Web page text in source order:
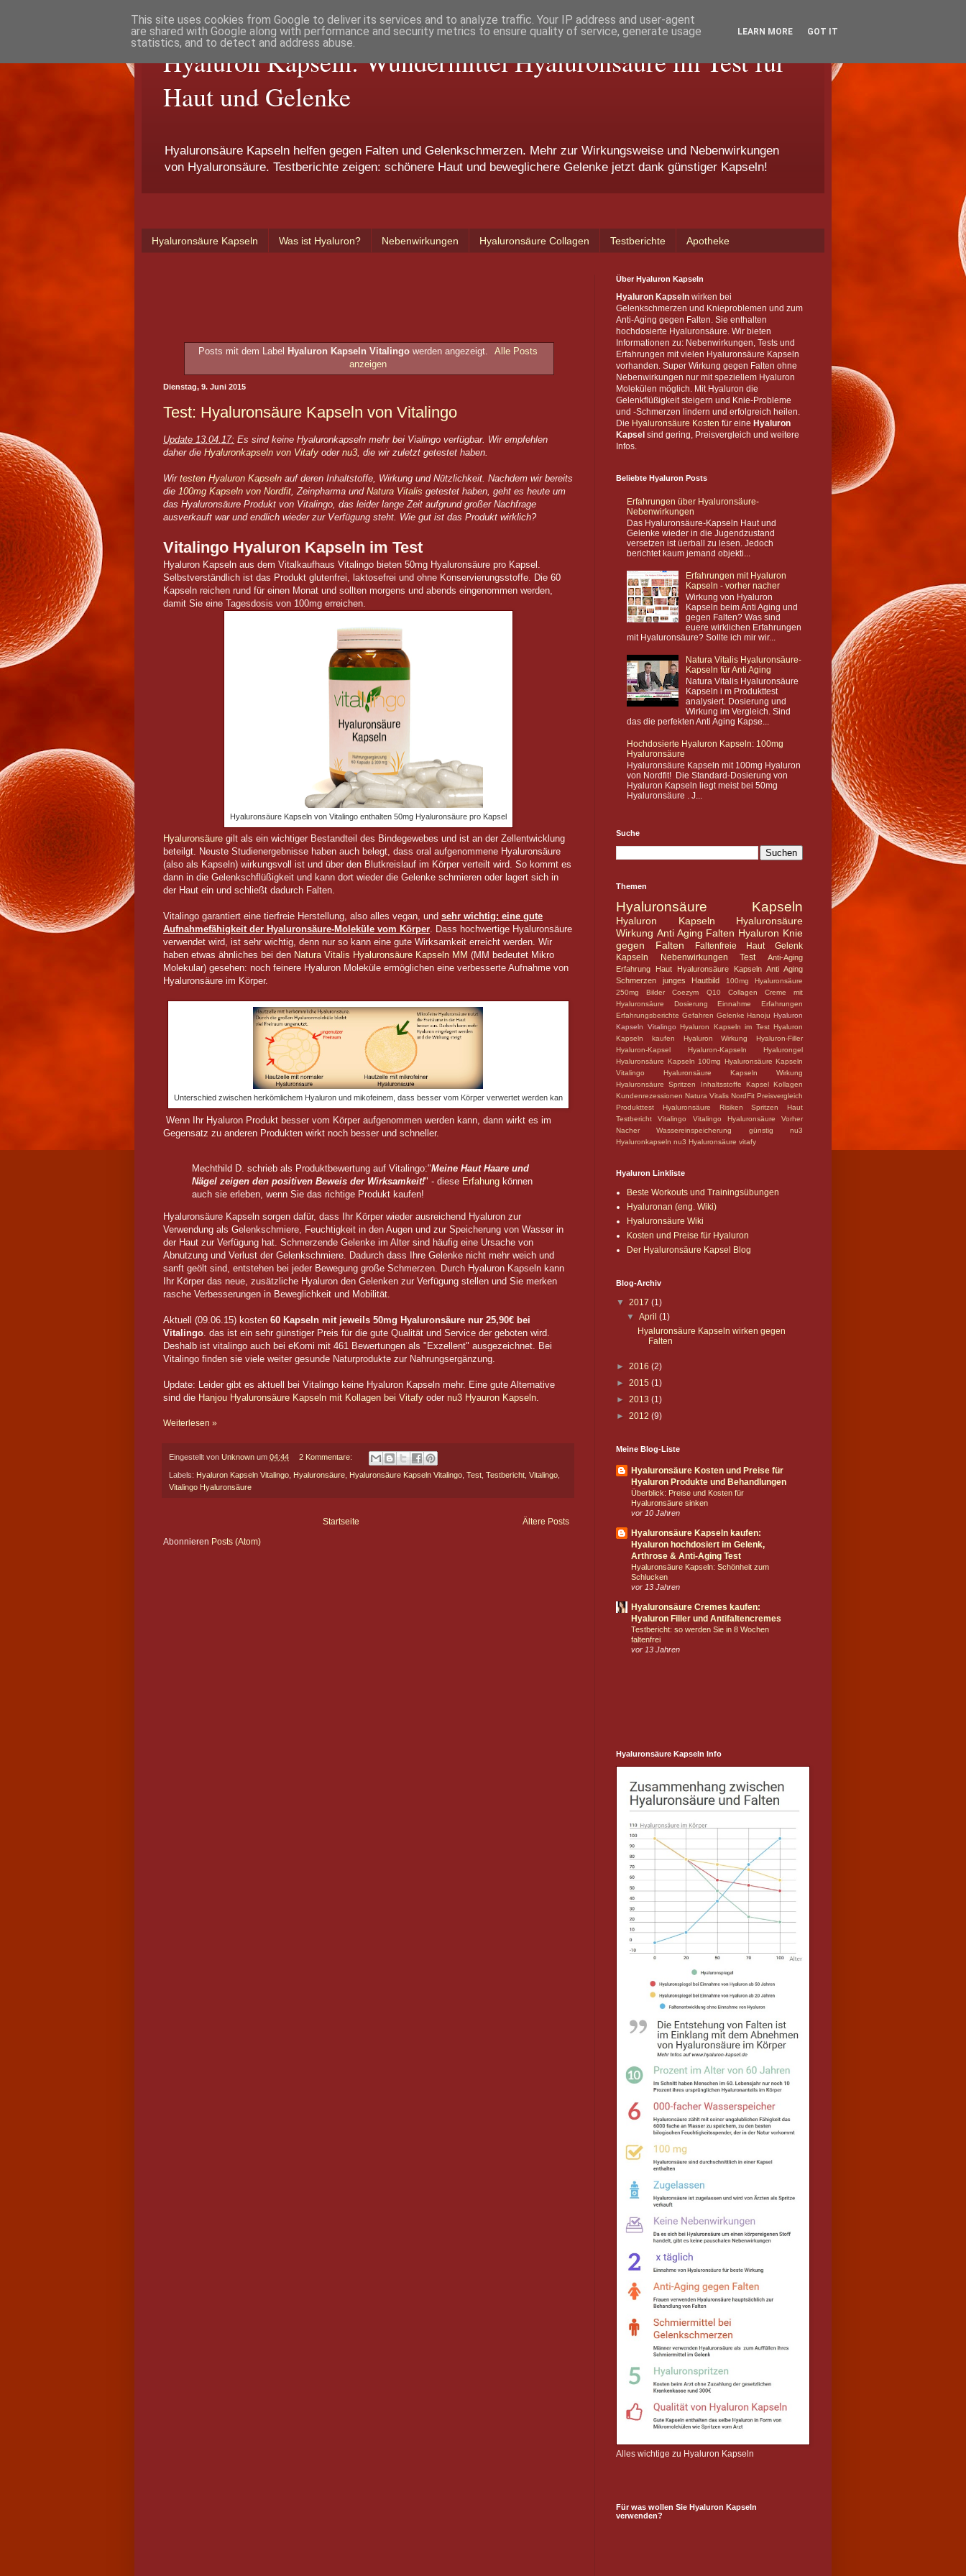
Hyaluron Kapseln: Wundermittel Hyaluronsäure im Test für
Haut und Gelenke
Hyaluronsäure Kapseln helfen gegen Falten und Gelenkschmerzen. Mehr zur Wirkungsweise und Nebenwirkungen
von Hyaluronsäure. Testberichte zeigen: schönere Haut und beweglichere Gelenke jetzt dank günstiger Kapseln!
Hyaluronsäure Kapseln Was ist Hyaluron? Nebenwirkungen Hyaluronsäure Collagen Testberichte Apotheke
Posts mit dem Label Hyaluron Kapseln Vitalingowerden angezeigt.
Alle Posts
anzeigen
Dienstag, 9. Juni 2015
Test: Hyaluronsäure Kapseln von Vitalingo
Update 13.04.17: Es sind keine Hyaluronkapseln mehr bei Vialingo verfügbar. Wir empfehlen
daher die Hyaluronkapseln von Vitafy oder nu3 , die wir zuletzt getestet haben.
Wir testen Hyaluron Kapseln auf deren Inhaltstoffe, Wirkung und Nützlichkeit. Nachdem wir bereits
die 100mg Kapseln von Nordfit , Zeinpharma und Natura Vitalis getestet haben, geht es heute um
das Hyaluronsäure Produkt von Vitalingo, das leider lange Zeit aufgrund großer Nachfrage
ausverkauft war und endlich wieder zur Verfügung steht. Wie gut ist das Produkt wirklich?
Vitalingo Hyaluron Kapseln im Test
Hyaluron Kapseln aus dem Vitalkaufhaus Vitalingo bieten 50mg Hyaluronsäure pro Kapsel.
Selbstverständlich ist das Produkt glutenfrei, laktosefrei und ohne Konservierungsstoffe. Die 60
Kapseln reichen rund für einen Monat und sollten morgens und abends eingenommen werden,
damit Sie eine Tagesdosis von 100mg erreichen.
Hyaluronsäure Kapseln von Vitalingo enthalten 50mg Hyaluronsäure pro Kapsel
Hyaluronsäure gilt als ein wichtiger Bestandteil des Bindegewebes und ist an der Zellentwicklung
beteilgt. Neuste Studienergebnisse haben auch belegt, dass oral aufgenommene Hyaluronsäure
(also als Kapseln) wirkungsvoll ist und über den Blutkreislauf im Körper verteilt wird. So kommt es
dann in die Gelenkschflüßigkeit und kann dort wieder die Gelenke schmieren oder lagert sich in
der Haut ein und schließt dadurch Falten.
Vitalingo garantiert eine tierfreie Herstellung, also alles vegan, und sehr wichtig: eine gute
Aufnahmefähigkeit der Hyaluronsäure-Moleküle vom Körper. Dass hochwertige Hyaluronsäure
verwendet wird, ist sehr wichtig, denn nur so kann eine gute Wirksamkeit erreicht werden. Wir
haben etwas ähnliches bei den Natura Vitalis Hyaluronsäure Kapseln MM (MM bedeutet Mikro
Molekular) gesehen: noch feinere Hyaluron Moleküle ermöglichen eine verbesserte Aufnahme von
Hyaluronsäure im Körper.
Unterschied zwischen herkömlichem Hyaluron und mikofeinem, dass besser vom Körper verwertet werden kan
Wenn Ihr Hyaluron Produkt besser vom Körper aufgenommen werden kann, dann wirkt es im
Gegensatz zu anderen Produkten wirkt noch besser und schneller.
Mechthild D. schrieb als Produktbewertung auf Vitalingo:"Meine Haut Haare und
Nägel zeigen den positiven Beweis der Wirksamkeit!" - diese Erfahung können
auch sie erleben, wenn Sie das richtige Produkt kaufen!
Hyaluronsäure Kapseln sorgen dafür, dass Ihr Körper wieder ausreichend Hyaluron zur
Verwendung als Gelenkschmiere, Feuchtigkeit in den Augen und zur Speicherung von Wasser in
der Haut zur Verfügung hat. Schmerzende Gelenke im Alter sind häufig eine Ursache von
Abnutzung und Verlust der Gelenkschmiere. Dadurch dass Ihre Gelenke nicht mehr weich und
sanft geölt sind, entstehen bei jeder Bewegung große Schmerzen. Durch Hyaluron Kapseln kann
Ihr Körper das neue, zusätzliche Hyaluron den Gelenken zur Verfügung stellen und Sie merken
rasche Verbesserungen in Beweglichkeit und Mobilität.
Aktuell (09.06.15) kosten 60 Kapseln mit jeweils 50mg Hyaluronsäure nur 25,90€ bei
Vitalingo. das ist ein sehr günstiger Preis für die gute Qualität und Service der geboten wird.
Deshalb ist vitalingo auch bei eKomi mit 461 Bewertungen als "Exzellent" ausgezeichnet. Bei
Vitalingo finden sie viele weiter gesunde Naturprodukte zur Nahrungsergänzung.
Update: Leider gibt es aktuell bei Vitalingo keine Hyaluron Kapseln mehr. Eine gute Alternative
sind die Hanjou Hyaluronsäure Kapseln mit Kollagen bei Vitafy oder nu3 Hyauron Kapseln.
Weiterlesen »
Eingestellt von Unknown um 04:44 2 Kommentare:
Labels: Hyaluron Kapseln Vitalingo Hyaluronsäure Hyaluronsäure Kapseln Vitalingo Test Testbericht Vitalingo
Vitalingo Hyaluronsäure
Ältere Posts
Startseite
Abonnieren Posts (Atom)
Über Hyaluron Kapseln
Hyaluron Kapseln wirken bei
Gelenkschmerzen und Knieproblemen und zum
Anti-Aging gegen Falten. Sie enthalten
hochdosierte Hyaluronsäure. Wir bieten
Informationen zu: Nebenwirkungen, Tests und
Erfahrungen mit vielen Hyaluronsäure Kapseln
vorhanden. Super Wirkung gegen Falten ohne
Nebenwirkungen nur mit speziellem Hyaluron
Molekülen möglich. Mit Hyaluron die
Gelenkflüßigkeit steigern und Knie-Probleme
und -Schmerzen lindern und erfolgreich heilen.
Die Hyaluronsäure Kosten für eine Hyaluron
Kapsel sind gering, Preisvergleich und weitere
Infos.
Beliebte Hyaluron Posts
Erfahrungen über Hyaluronsäure-
Nebenwirkungen
Das Hyaluronsäure-Kapseln Haut und
Gelenke wieder in die Jugendzustand
versetzen ist üerball zu lesen. Jedoch
berichtet kaum jemand objekti...
Erfahrungen mit Hyaluron
Kapseln - vorher nacher
Wirkung von Hyaluron
Kapseln beim Anti Aging und
gegen Falten? Was sind
euere wirklichen Erfahrungen
mit Hyaluronsäure? Sollte ich mir wir...
Natura Vitalis Hyaluronsäure-
Kapseln für Anti Aging
Natura Vitalis Hyaluronsäure
Kapseln i m Produkttest
analysiert. Dosierung und
Wirkung im Vergleich. Sind
das die perfekten Anti Aging Kapse...
Hochdosierte Hyaluron Kapseln: 100mg
Hyaluronsäure
Hyaluronsäure Kapseln mit 100mg Hyaluron
von Nordfit! Die Standard-Dosierung von
Hyaluron Kapseln liegt meist bei 50mg
Hyaluronsäure . J...
Suche
Themen
Hyaluronsäure Kapseln
Hyaluron Kapseln
Hyaluronsäure
Wirkung Anti Aging Falten Hyaluron Knie
gegen Falten
Faltenfreie Haut
Gelenk
Kapseln
Nebenwirkungen Test
Anti-Aging
Erfahrung
Haut
Hyaluronsäure Kapseln Anti Aging
Schmerzen
junges Hautbild
100mg Hyaluronsäure
250mg
Bilder Coezym Q10 Collagen
Creme mit
Hyaluronsäure
Dosierung Einnahme
Erfahrungen
Erfahrungsberichte Gefahren Gelenke Hanoju Hyaluron
Kapseln Vitalingo Hyaluron Kapseln im Test Hyaluron
Kapseln kaufen
Hyaluron Wirkung
Hyaluron-Filler
Hyaluron-Kapsel
Hyaluron-Kapseln
Hyalurongel
Hyaluronsäure Kapseln 100mg Hyaluronsäure Kapseln
Vitalingo
Hyaluronsäure Kapseln Wirkung
Hyaluronsäure Spritzen
Inhaltsstoffe Kapsel Kollagen
Kundenrezessionen Natura Vitalis NordFit Preisvergleich
Produkttest Hyaluronsäure
Risiken
Spritzen Haut
Testbericht
Vitalingo Vitalingo Hyaluronsäure
Vorher
Nacher
Wassereinspeicherung günstig
nu3
Hyaluronkapseln nu3 Hyaluronsäure vitafy
Hyaluron Linkliste
Beste Workouts und Trainingsübungen
Hyaluronan (eng. Wiki)
Hyaluronsäure Wiki
Kosten und Preise für Hyaluron
Der Hyaluronsäure Kapsel Blog
Blog-Archiv
▼ 2017 (1)
▼April(1)
Hyaluronsäure Kapseln wirken gegen
Falten
► 2016 (2)
► 2015 (1)
► 2013 (1)
► 2012 (9)
Meine Blog-Liste
Hyaluronsäure Kosten und Preise für
Hyaluron Produkte und Behandlungen
Überblick: Preise und Kosten für
Hyaluronsäure sinken
vor 10 Jahren
Hyaluronsäure Kapseln kaufen:
Hyaluron hochdosiert im Gelenk,
Arthrose & Anti-Aging Test
Hyaluronsäure Kapseln: Schönheit zum
Schlucken
vor 13 Jahren
Hyaluronsäure Cremes kaufen:
Hyaluron Filler und Antifaltencremes
Testbericht: so werden Sie in 8 Wochen
faltenfrei
vor 13 Jahren
Hyaluronsäure Kapseln Info
Alles wichtige zu Hyaluron Kapseln
Für was wollen Sie Hyaluron Kapseln
verwenden?
This site uses cookies from Google to deliver its services and to analyze traffic. Your IP address and user-agent
are shared with Google along with performance and security metrics to ensure quality of service, generate usage
statistics, and to detect and address abuse.
LEARN MORE GOT IT